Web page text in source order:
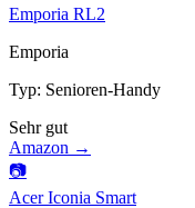
Emporia RL2
Emporia
Typ: Senioren-Handy
Sehr gut
Amazon →
📷
Acer Iconia Smart